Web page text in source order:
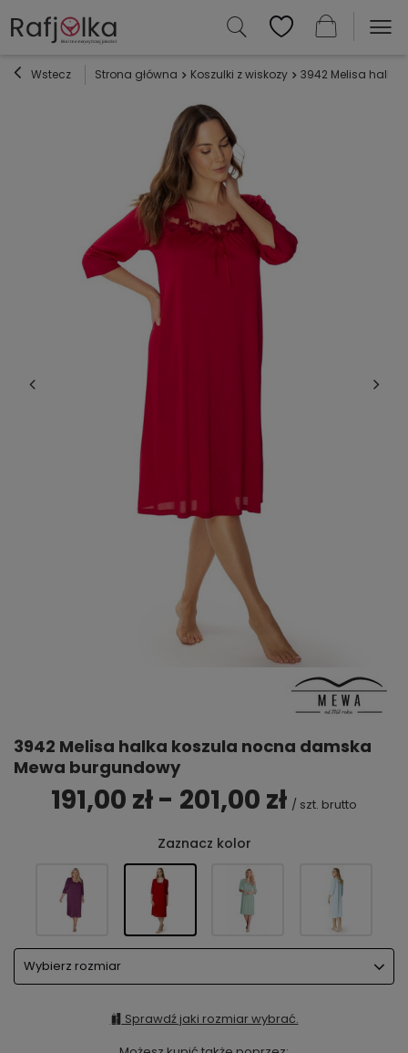
Wstecz Strona główna Koszulki z wiskozy 3942 Melisa
3942 Melisa halka koszula nocna damska
Mewa burgundowy
191,00 zł - 201,00 zł / szt. brutto
Zaznacz kolor
Wybierz rozmiar
Sprawdź jaki rozmiar wybrać.